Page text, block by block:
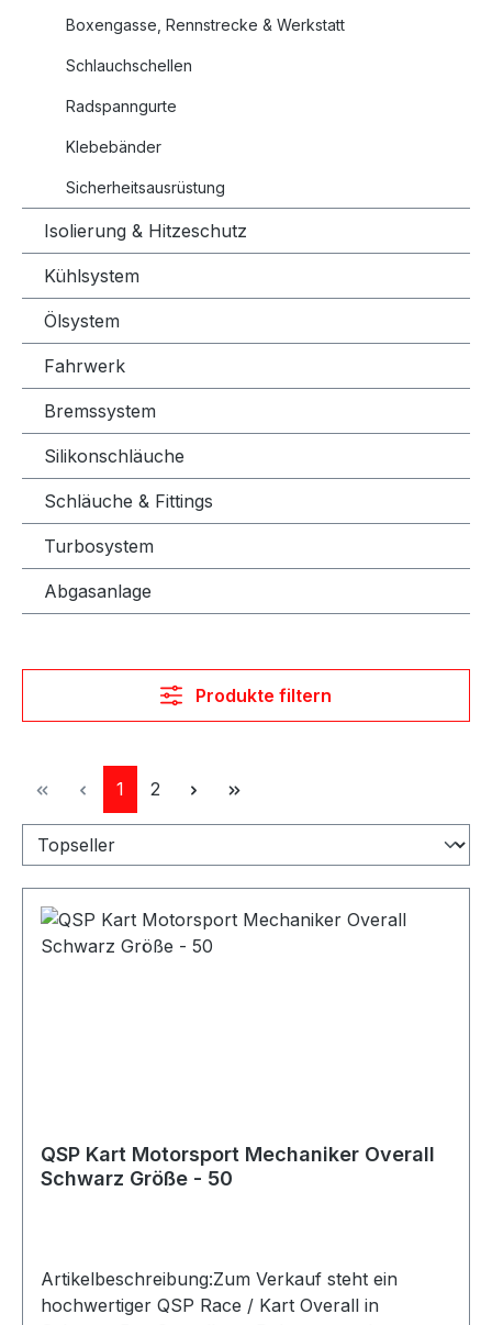
Boxengasse, Rennstrecke & Werkstatt
Schlauchschellen
Radspanngurte
Klebebänder
Sicherheitsausrüstung
Isolierung & Hitzeschutz
Kühlsystem
Ölsystem
Fahrwerk
Bremssystem
Silikonschläuche
Schläuche & Fittings
Turbosystem
Abgasanlage
Produkte filtern
Seite
1 Seite
2
QSP Kart Motorsport Mechaniker Overall
Schwarz Größe - 50
Artikelbeschreibung:Zum Verkauf steht ein
hochwertiger QSP Race / Kart Overall in